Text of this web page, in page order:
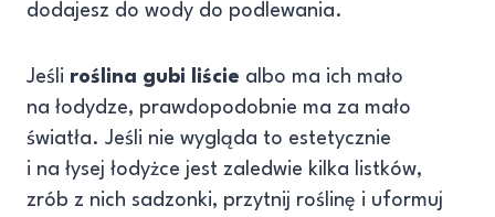
dodajesz do wody do podlewania.
Jeśli roślina gubi liście albo ma ich mało
na łodydze, prawdopodobnie ma za mało
światła. Jeśli nie wygląda to estetycznie
i na łysej łodyżce jest zaledwie kilka listków,
zrób z nich sadzonki, przytnij roślinę i uformuj